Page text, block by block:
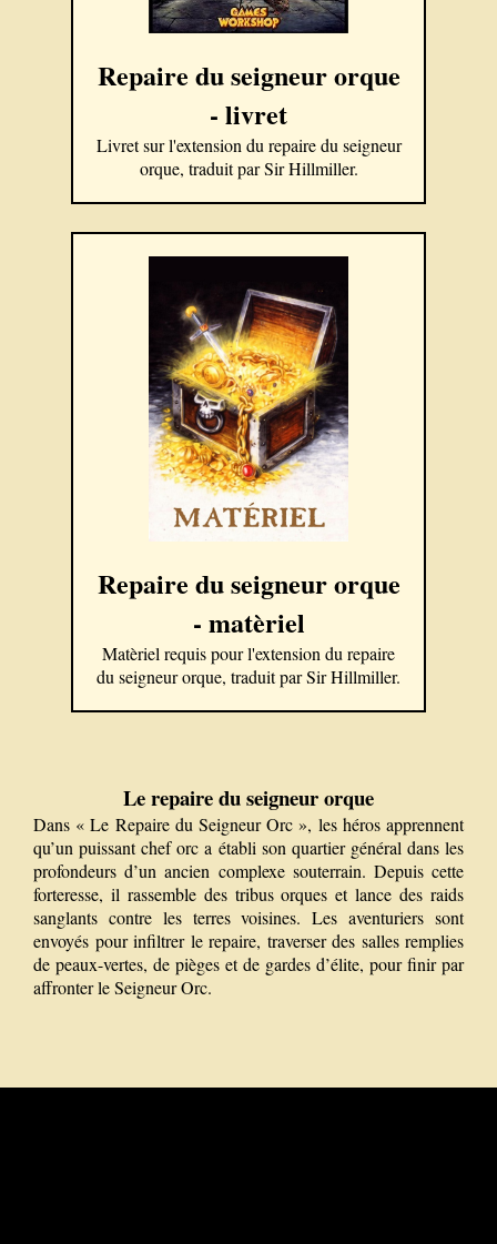
Repaire du seigneur orque
- livret
Livret sur l'extension du repaire du seigneur
orque, traduit par Sir Hillmiller.
Repaire du seigneur orque
- matèriel
Matèriel requis pour l'extension du repaire
du seigneur orque, traduit par Sir Hillmiller.
Le repaire du seigneur orque
Dans « Le Repaire du Seigneur Orc », les héros apprennent
qu’un puissant chef orc a établi son quartier général dans les
profondeurs d’un ancien complexe souterrain. Depuis cette
forteresse, il rassemble des tribus orques et lance des raids
sanglants contre les terres voisines. Les aventuriers sont
envoyés pour infiltrer le repaire, traverser des salles remplies
de peaux-vertes, de pièges et de gardes d’élite, pour finir par
affronter le Seigneur Orc.